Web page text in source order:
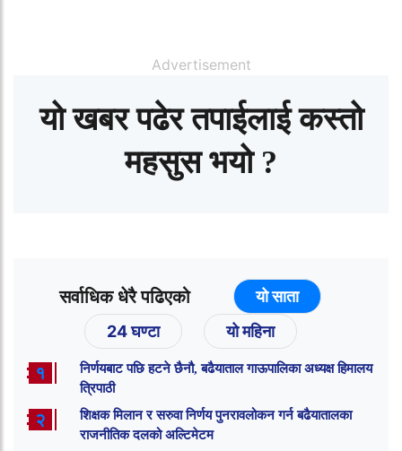
Advertisement
यो खबर पढेर तपाईलाई कस्तो
महसुस भयो ?
सर्वाधिक धेरै पढिएको
यो साता
24 घण्टा
यो महिना
१
निर्णयबाट पछि हटने छैनौ, बढैयाताल गाऊपालिका अध्यक्ष हिमालय
त्रिपाठी
२
शिक्षक मिलान र सरुवा निर्णय पुनरावलोकन गर्न बढैयातालका
राजनीतिक दलको अल्टिमेटम